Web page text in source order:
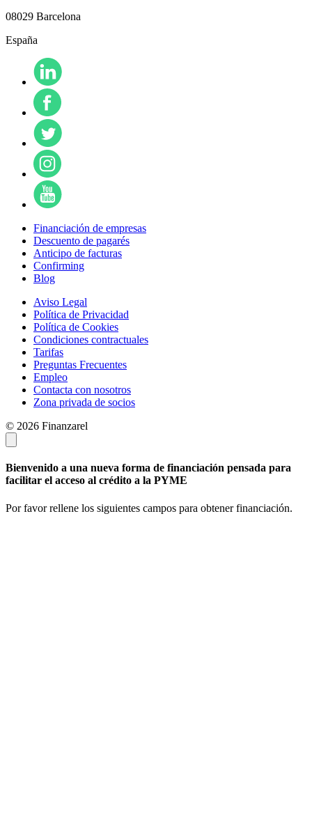
08029 Barcelona
España
Financiación de empresas
Descuento de pagarés
Anticipo de facturas
Confirming
Blog
Aviso Legal
Política de Privacidad
Política de Cookies
Condiciones contractuales
Tarifas
Preguntas Frecuentes
Empleo
Contacta con nosotros
Zona privada de socios
© 2026 Finanzarel
Bienvenido a una nueva forma de financiación pensada para
facilitar el acceso al crédito a la PYME
Por favor rellene los siguientes campos para obtener financiación.